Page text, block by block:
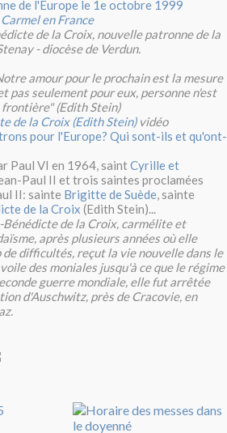
de l'Europe le 1e octobre 1999
en France
de la Croix, nouvelle patronne de la
- diocèse de Verdun.
amour pour le prochain est la mesure
pas seulement pour eux, personne n'est
frontière" (Edith Stein)
de la Croix (Edith Stein)vidéo
pour l'Europe? Qui sont-ils et qu'ont-
Paul VI en 1964, saintCyrille et
Paul II et trois saintes proclamées
II: sainte Brigitte de Suède, sainte
de la Croix (Edith Stein)...
Bénédicte de la Croix, carmélite et
après plusieurs années où elle
difficultés, reçut la vie nouvelle dans le
des moniales jusqu'à ce que le régime
guerre mondiale, elle fut arrêtée
d'Auschwitz, près de Cracovie, en